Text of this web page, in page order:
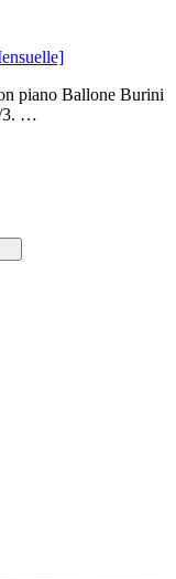
piano Ballone Burini